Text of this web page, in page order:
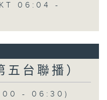
06:04 -
台聯播）
- 06:30)